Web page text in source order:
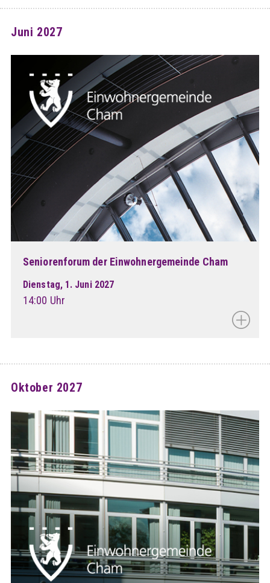
Juni 2027
Seniorenforum der Einwohnergemeinde Cham
Dienstag, 1. Juni 2027
14:00 Uhr
Oktober 2027